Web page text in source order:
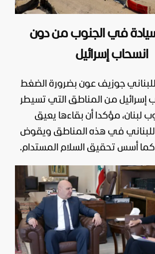
سيادة في الجنوب من دون
انسحاب إسرائيل
جوزيف عون بضرورة الضغط
إسرائيل من المناطق التي تسيطر
لبنان، مؤكدا أن بقاءها يعيق
اللبناني في هذه المناطق ويقوض
كما أسس تحقيق السلام المستدام.